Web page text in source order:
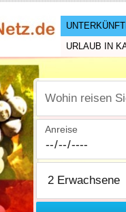
URLAUB IN
Wohin reisen Sie?
Anreise